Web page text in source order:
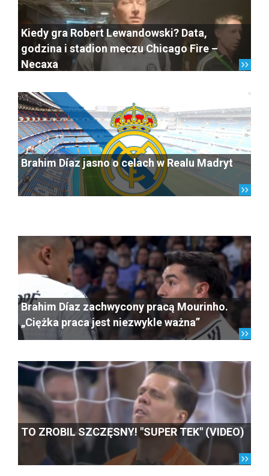
Kiedy gra Robert Lewandowski? Data,
godzina i stadion meczu Chicago Fire –
Necaxa
Brahim Díaz jasno o celach w Realu Madryt
Brahim Díaz zachwycony pracą Mourinho.
„Ciężka praca jest niezwykle ważna”
TO ZROBIL SZCZĘSNY! "SUPER TEK" (VIDEO)